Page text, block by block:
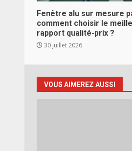
Fenêtre alu sur mesure
comment choisir le
rapport qualité-prix ?
30 juillet 2026
VOUS AIMEREZ AUSSI